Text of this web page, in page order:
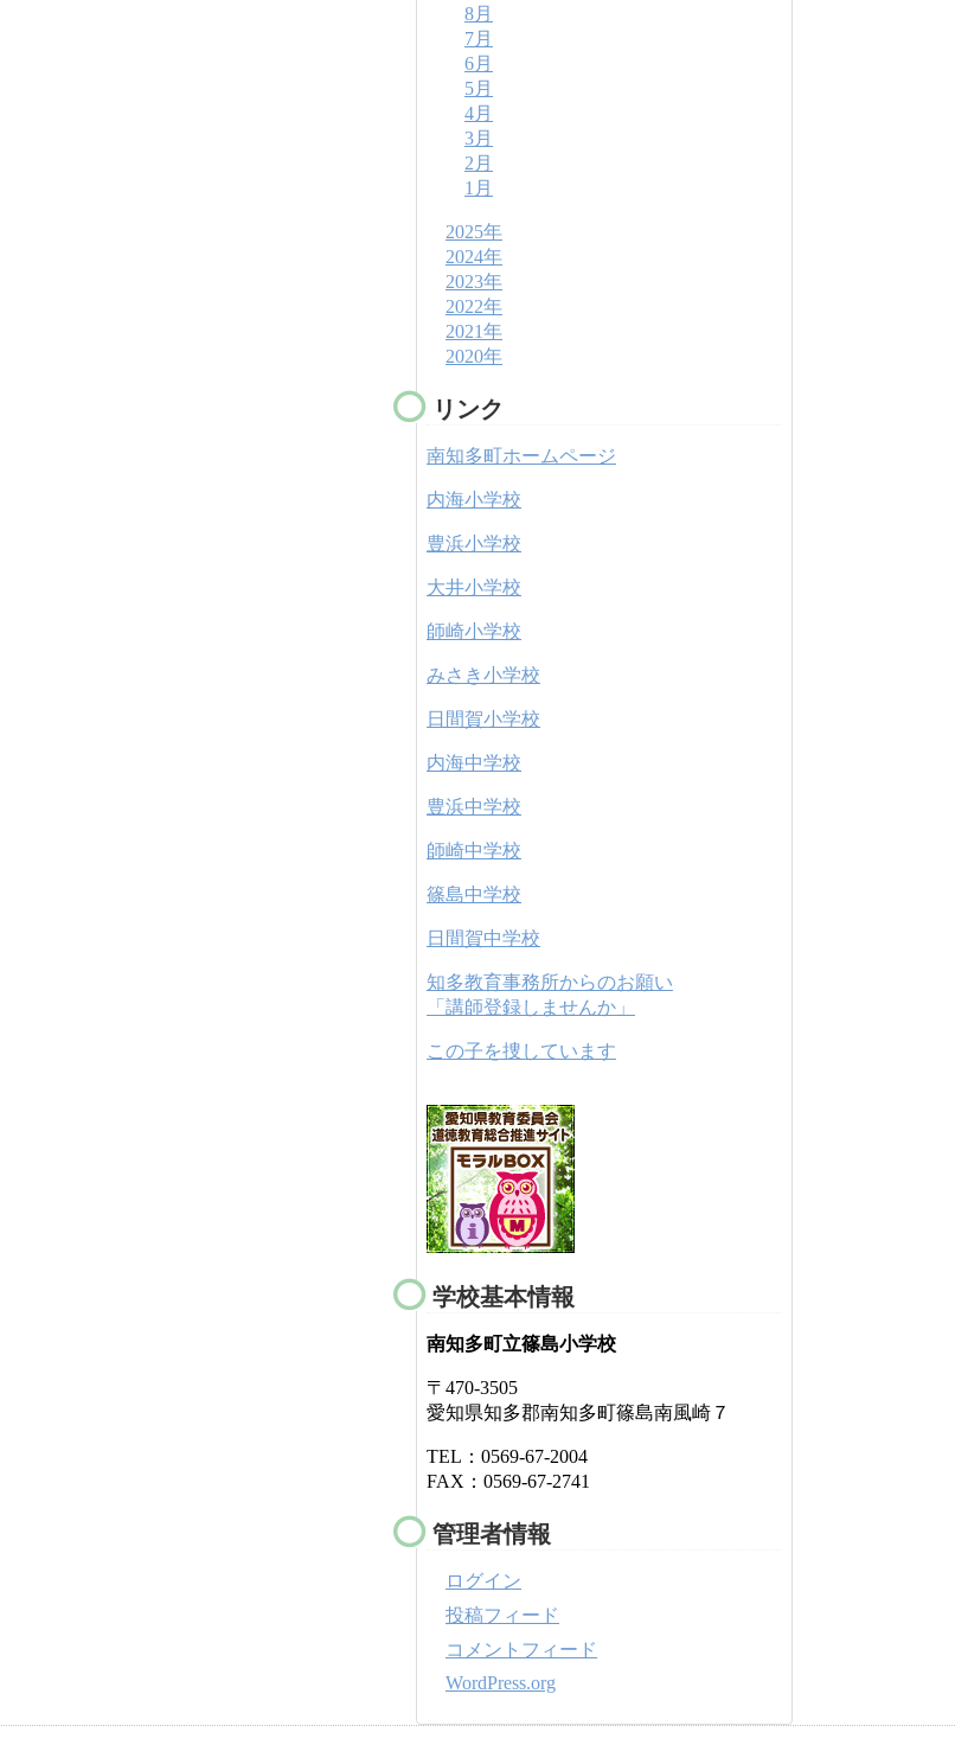
8月
7月
6月
5月
4月
3月
2月
1月
2025年
2024年
2023年
2022年
2021年
2020年
リンク
南知多町ホームページ
内海小学校
豊浜小学校
大井小学校
師崎小学校
みさき小学校
日間賀小学校
内海中学校
豊浜中学校
師崎中学校
篠島中学校
日間賀中学校
知多教育事務所からのお願い
「講師登録しませんか」
この子を捜しています
学校基本情報
南知多町立篠島小学校
〒470-3505
愛知県知多郡南知多町篠島南風崎７
TEL：0569-67-2004
FAX：0569-67-2741
管理者情報
ログイン
投稿フィード
コメントフィード
WordPress.org